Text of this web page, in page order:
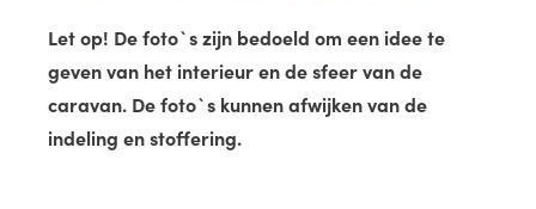
Let op! De foto`s zijn bedoeld om een idee te
geven van het interieur en de sfeer van de
caravan. De foto`s kunnen afwijken van de
indeling en stoffering.